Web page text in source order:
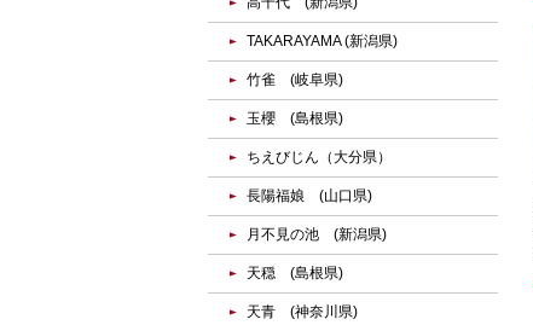
TAKARAYAMA (新潟県)
竹雀 (岐阜県)
玉櫻 (島根県)
ちえびじん（大分県）
長陽福娘 (山口県)
月不見の池 (新潟県)
天穏 (島根県)
天青 (神奈川県)